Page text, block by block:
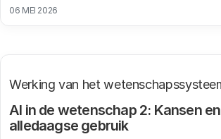
06 MEI 2026
AI in de wetenschap 2: Kansen
alledaagse gebruik
Werking van het